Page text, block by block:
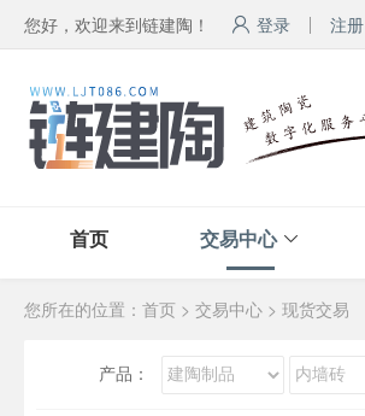
您好，欢迎来到链建陶！ 登录 注册
首页 交易中心
您所在的位置： 首页 > 交易中心 > 现货交易
产品：